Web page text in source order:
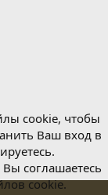
cookie, чтобы
Ваш вход в
соглашаетесь
cookie.